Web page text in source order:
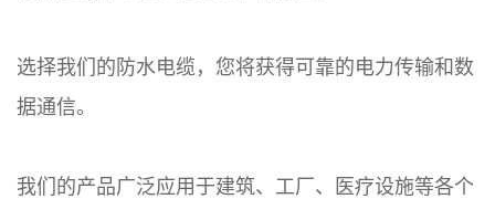
选择我们的防水电缆，您将获得可靠的电力传输和数
据通信。
我们的产品广泛应用于建筑、工厂、医疗设施等各个